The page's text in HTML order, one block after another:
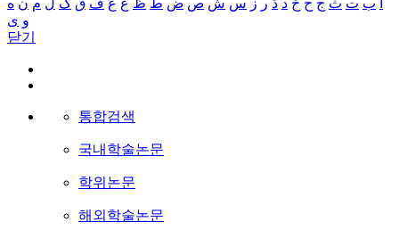
ب ت ث ج ح خ د ذ ر ز س ش ص ض ط ظ ع غ ف ق ک ل م ن ه
و ی
닫기
통합검색
국내학술논문
학위논문
해외학술논문